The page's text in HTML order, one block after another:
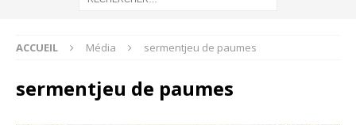
ACCUEIL Média sermentjeu de paumes
sermentjeu de paumes